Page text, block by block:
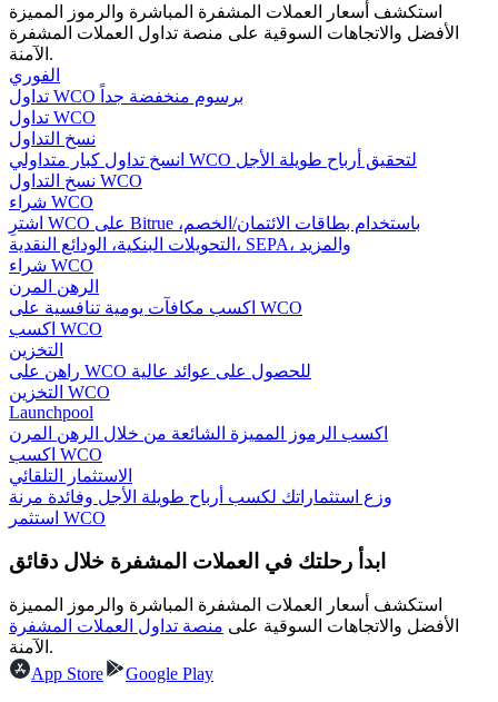
خنزير الطاقة
التوقيع المساحي
عوائد عالية والوصول الفوري
Launchpool
الرهان المرن لكسب العملات الرقمية الشهيرة
استكشف أسعار العملات المشفرة المباشرة والرموز المميزة
الأفضل والاتجاهات السوقية على منصة تداول العملات المشفرة
الآمنة.
الفوري
تداول WCO برسوم منخفضة جداً
تداول WCO
نسخ التداول
انسخ تداول كبار متداولي WCO لتحقيق أرباح طويلة الأجل
نسخ التداول WCO
شراء WCO
اشترِ WCO على Bitrue باستخدام بطاقات الائتمان/الخصم،
التحويلات البنكية، الودائع النقدية، SEPA، والمزيد
شراء WCO
الرهن المرن
اكسب مكافآت يومية تنافسية على WCO
اكسب WCO
التخزين
راهن على WCO للحصول على عوائد عالية
التخزين WCO
Launchpool
اكسب الرموز المميزة الشائعة من خلال الرهن المرن
اكسب WCO
الاستثمار التلقائي
وزع استثماراتك لكسب أرباح طويلة الأجل وفائدة مرنة
استثمر WCO
ابدأ رحلتك في العملات المشفرة خلال دقائق
استكشف أسعار العملات المشفرة المباشرة والرموز المميزة
الأفضل والاتجاهات السوقية على منصة تداول العملات المشفرة
الآمنة.
App Store
Google Play